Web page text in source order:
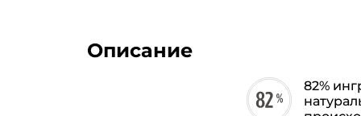
Описание
82%